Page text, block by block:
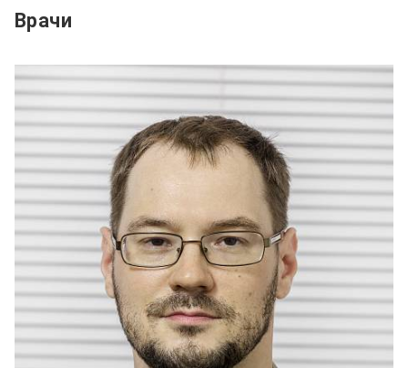
Врачи